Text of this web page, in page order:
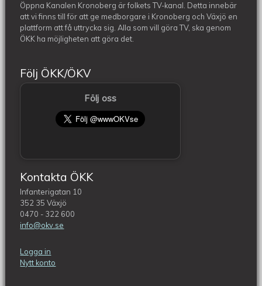
Öppna Kanalen Kronoberg är folkets TV-kanal. Detta innebär
att vi finns till för att ge medborgare i Kronoberg och Växjö en
plattform att få uttrycka sig. Alla som vill göra TV, ska genom
ÖKK ha möjligheten att göra det.
Följ ÖKK/ÖKV
Följ oss
Kontakta ÖKK
Infanterigatan 10
352 35 Växjö
0470 - 322 600
info@okv.se
Logga in
Nytt konto